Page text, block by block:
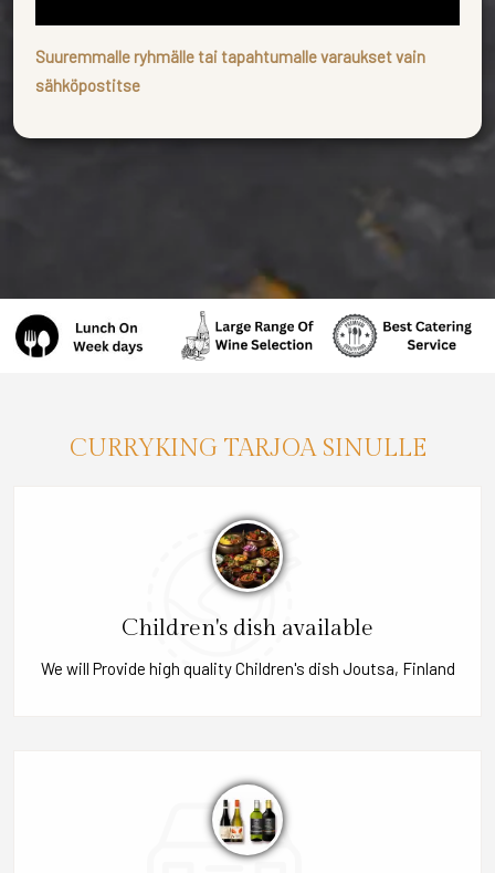
Suuremmalle ryhmälle tai tapahtumalle varaukset vain
sähköpostitse
CURRYKING TARJOA SINULLE
Children's dish available
We will Provide high quality Children's dish Joutsa, Finland